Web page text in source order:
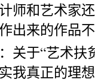
师和艺术家
出来的作品
关于“艺术扶
我真正的理